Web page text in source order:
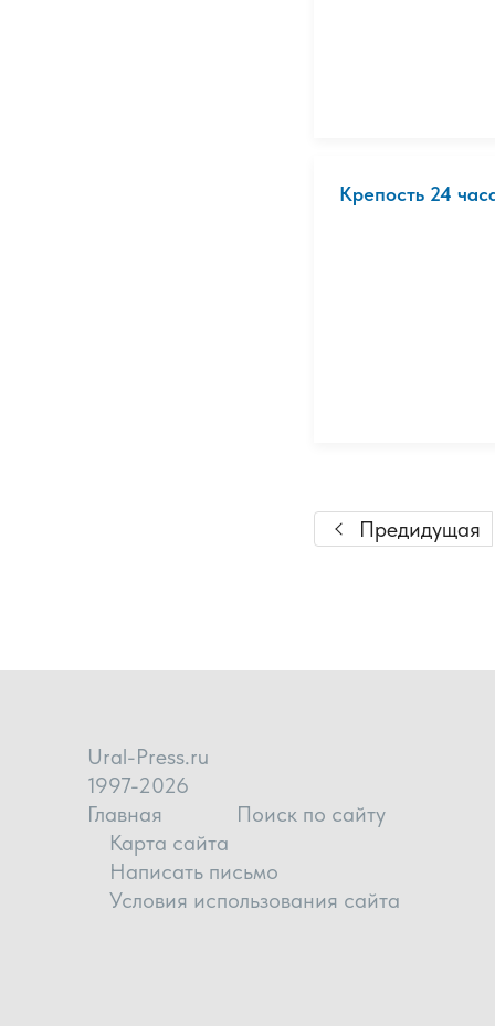
Крепость 24
Предидущая
Ural-Press.ru
1997-2026
Главная
Поиск по сайту
Карта сайта
Написать письмо
Условия использования сайта